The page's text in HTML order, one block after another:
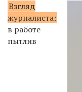
Взгляд
журналиста:
в работе
пытлив